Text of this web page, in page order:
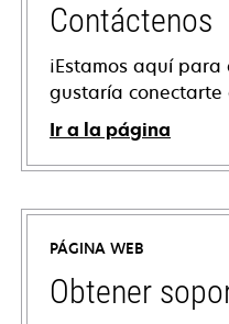
Contáctenos
¡Estamos aquí
gustaría conectarte
Ir a la página
PÁGINA WEB
Obtener